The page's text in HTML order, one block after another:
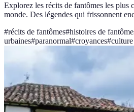
Explorez les récits de fantômes les plus
monde. Des légendes qui frissonnent
#récits de fantômes#histoires de
urbaines#paranormal#croyances#culture